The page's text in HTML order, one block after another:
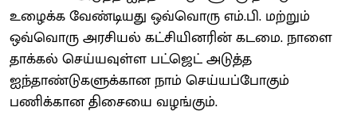
உழைக்க வேண்டியது ஒவ்வொரு எம்.பி. மற்றும்
ஒவ்வொரு அரசியல் கட்சியினரின் கடமை. நாளை
தாக்கல் செய்யவுள்ள பட்ஜெட் அடுத்த
ஐந்தாண்டுகளுக்கான நாம் செய்யப்போகும்
பணிக்கான திசையை வழங்கும்.